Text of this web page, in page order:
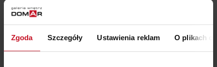
Zgoda Szczegóły Ustawienia reklam O plikach